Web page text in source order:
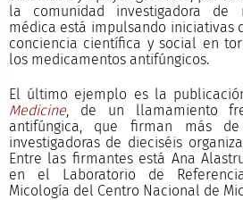
la comunidad investigadora de
médica está impulsando iniciativas
conciencia científica y social en
los medicamentos antifúngicos.
El último ejemplo es la
Medicine, de un llamamiento
antifúngica, que firman más
investigadoras de dieciséis
Entre las firmantes está Ana
en el Laboratorio de
Micología del Centro Nacional de